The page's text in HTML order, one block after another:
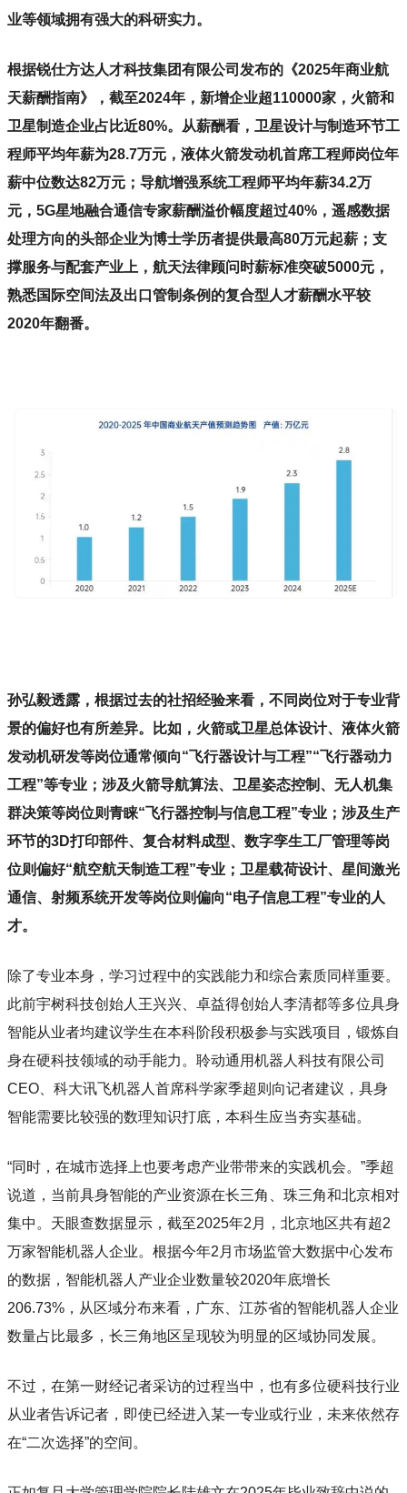
业等领域拥有强大的科研实力。
根据锐仕方达人才科技集团有限公司发布的《2025年商业航
天薪酬指南》，截至2024年，新增企业超110000家，火箭和
卫星制造企业占比近80%。从薪酬看，卫星设计与制造环节工
程师平均年薪为28.7万元，液体火箭发动机首席工程师岗位年
薪中位数达82万元；导航增强系统工程师平均年薪34.2万
元，5G星地融合通信专家薪酬溢价幅度超过40%，遥感数据
处理方向的头部企业为博士学历者提供最高80万元起薪；支
撑服务与配套产业上，航天法律顾问时薪标准突破5000元，
熟悉国际空间法及出口管制条例的复合型人才薪酬水平较
2020年翻番。
孙弘毅透露，根据过去的社招经验来看，不同岗位对于专业背
景的偏好也有所差异。比如，火箭或卫星总体设计、液体火箭
发动机研发等岗位通常倾向“飞行器设计与工程”“飞行器动力
工程”等专业；涉及火箭导航算法、卫星姿态控制、无人机集
群决策等岗位则青睐“飞行器控制与信息工程”专业；涉及生产
环节的3D打印部件、复合材料成型、数字孪生工厂管理等岗
位则偏好“航空航天制造工程”专业；卫星载荷设计、星间激光
通信、射频系统开发等岗位则偏向“电子信息工程”专业的人
才。
除了专业本身，学习过程中的实践能力和综合素质同样重要。
此前宇树科技创始人王兴兴、卓益得创始人李清都等多位具身
智能从业者均建议学生在本科阶段积极参与实践项目，锻炼自
身在硬科技领域的动手能力。聆动通用机器人科技有限公司
CEO、科大讯飞机器人首席科学家季超则向记者建议，具身
智能需要比较强的数理知识打底，本科生应当夯实基础。
“同时，在城市选择上也要考虑产业带带来的实践机会。”季超
说道，当前具身智能的产业资源在长三角、珠三角和北京相对
集中。天眼查数据显示，截至2025年2月，北京地区共有超2
万家智能机器人企业。根据今年2月市场监管大数据中心发布
的数据，智能机器人产业企业数量较2020年底增长
206.73%，从区域分布来看，广东、江苏省的智能机器人企业
数量占比最多，长三角地区呈现较为明显的区域协同发展。
不过，在第一财经记者采访的过程当中，也有多位硬科技行业
从业者告诉记者，即使已经进入某一专业或行业，未来依然存
在“二次选择”的空间。